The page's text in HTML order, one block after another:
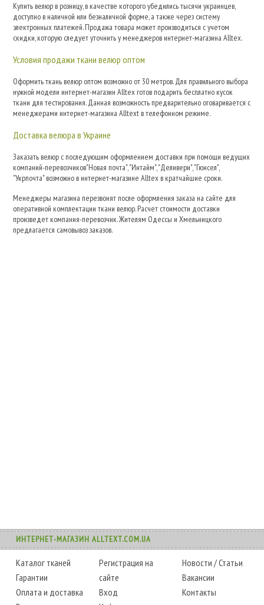
Купить велюр в розницу, в качестве которого убедились тысячи украинцев,
доступно в наличной или безналичной форме, а также через систему
электронных платежей. Продажа товара может производиться с учетом
скидки, которую следует уточнить у менеджеров интернет-магазина Alltex.
Условия продажи ткани велюр оптом
Оформить ткань велюр оптом возможно от 30 метров. Для правильного выбора
нужной модели интернет-магазин Alltex готов подарить бесплатно кусок
ткани для тестирования. Данная возможность предварительно оговаривается с
менеджерами интернет-магазина Alltext в телефонном режиме.
Доставка велюра в Украине
Заказать велюр с последующим оформлением доставки при помощи ведущих
компаний-перевозчиков"Новая почта", "Интайм", "Деливери", "Гюнсел",
"Укрпочта" возможно в интернет-магазине Alltex в кратчайшие сроки.
Менеджеры магазина перезвонят после оформления заказа на сайте для
оперативной комплектации ткани велюр. Расчет стоимости доставки
произведет компания-перевозчик. Жителям Одессы и Хмельницкого
предлагается самовывоз заказов.
ИНТЕРНЕТ-МАГАЗИН ALLTEXT.COM.UA
Каталог тканей
Гарантии
Оплата и доставка
Регистрация на
сайте
Вход
Новости /Статьи
Вакансии
Контакты